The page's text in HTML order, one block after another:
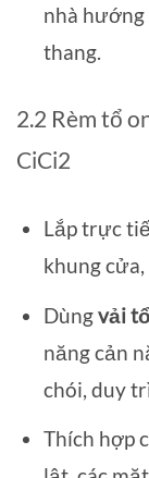
nhà hướng
thang.
2.2 Rèm tổ
CiCi2
Lắp trực
khung
Dùngvải
năng cản
chói, duy
Thích hợp